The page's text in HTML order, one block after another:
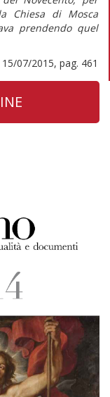
Chiesa di Mosca
prendendo quel
07/2015, pag. 461